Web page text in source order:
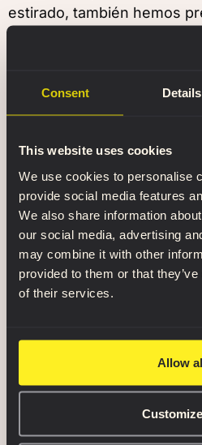
Consent Details
This website uses cookies
We use cookies to personalise
provide social media features
We also share information
our social media, advertising
may combine it with other
provided to them or that
of their services.
Allow
Customize
estirado, también hemos
imágenes especulares: un
estirado y un brazo
Es mucho más práctico
mediales del brazo
desde todos los ángulos,
bloquee la vista.
modelo 3d de
pierna
estirada del écorché.
fácilmente observables en